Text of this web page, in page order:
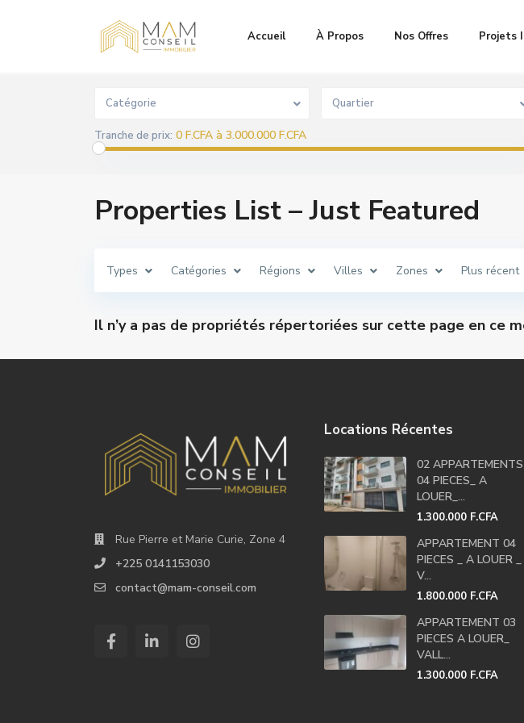
Accueil À Propos Nos Offres Projets
Location
Catégorie Quartier
Tranche de prix: 0 F.CFA à 3.000.000 F.CFA
Properties List – Just Featured
Types Catégories Régions Villes Zones Plus récent
Il n’y a pas de propriétés répertoriées sur cette page en ce
Rue Pierre et Marie Curie, Zone 4
+225 0141153030
contact@mam-conseil.com
Locations Récentes
02 APPARTEMENTS
04 PIECES_ A
LOUER_...
1.300.000 F.CFA
APPARTEMENT 04
PIECES _ A LOUER _
V...
1.800.000 F.CFA
APPARTEMENT 03
PIECES A LOUER_
VALL...
1.300.000 F.CFA